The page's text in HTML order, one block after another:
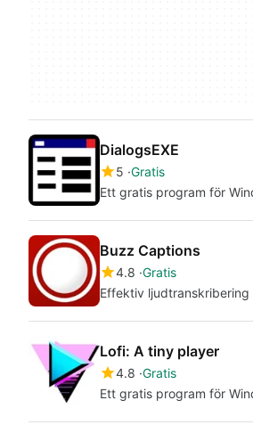
DialogsEXE
5 Gratis
Ett gratis program för
Buzz Captions
4.8 Gratis
Effektiv
Lofi: A tiny player
4.8 Gratis
Ett gratis program för